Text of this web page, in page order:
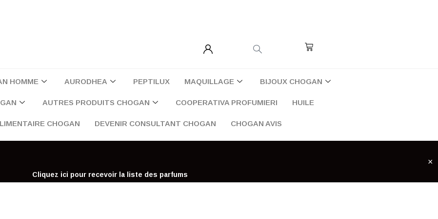
Cart
HOMME AURODHEA PEPTILUX MAQUILLAGE BIJOUX CHOGAN
AUTRES PRODUITS CHOGAN COOPERATIVA PROFUMIERI HUILE
CHOGAN DEVENIR CONSULTANT CHOGAN CHOGAN AVIS
Cliquez ici pour recevoir la liste des parfums
×